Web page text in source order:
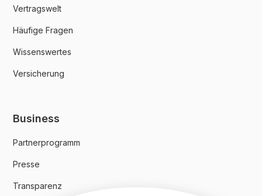
Vertragswelt
Häufige Fragen
Wissenswertes
Versicherung
Business
Partnerprogramm
Presse
Transparenz